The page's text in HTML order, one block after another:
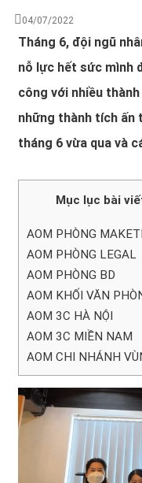
04/07/2022
Tháng 6, đội ngũ
nỗ lực hết sức mình
công với nhiều
những thành tích ấn
tháng 6 vừa qua và
Mục lục bài
AOM PHÒNG
AOM PHÒNG LEGAL
AOM PHÒNG BD
AOM KHỐI VĂN
AOM 3C HÀ NỘI
AOM 3C MIỀN NAM
AOM CHI NHÁNH